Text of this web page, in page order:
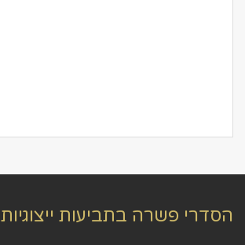
הסדרי פשרה בתביעות ייצוגיות